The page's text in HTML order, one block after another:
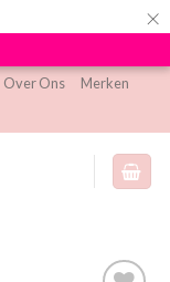
×
Over Ons
Merken